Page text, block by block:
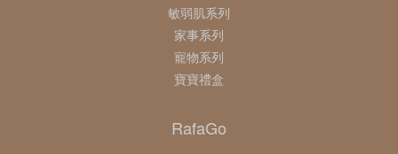
敏弱肌系列
家事系列
寵物系列
寶寶禮盒
RafaGo